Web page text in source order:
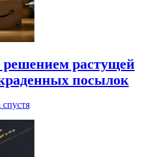
растущей
посылок
спустя